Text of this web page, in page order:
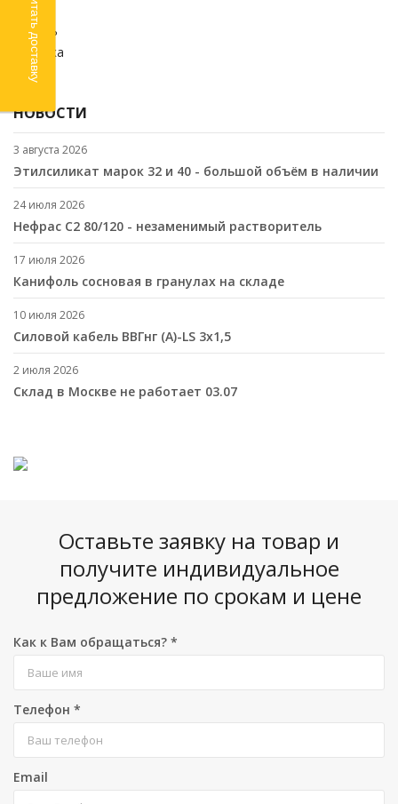
Химия
Кабель
Стройка
SALE
НОВОСТИ
3 августа 2026
Этилсиликат марок 32 и 40 - большой объём в наличии
24 июля 2026
Нефрас С2 80/120 - незаменимый растворитель
17 июля 2026
Канифоль сосновая в гранулах на складе
10 июля 2026
Cиловой кабель ВВГнг (A)-LS 3х1,5
2 июля 2026
Склад в Москве не работает 03.07
Оставьте заявку на товар и
получите индивидуальное
предложение по срокам и цене
Как к Вам обращаться? *
Телефон *
Email